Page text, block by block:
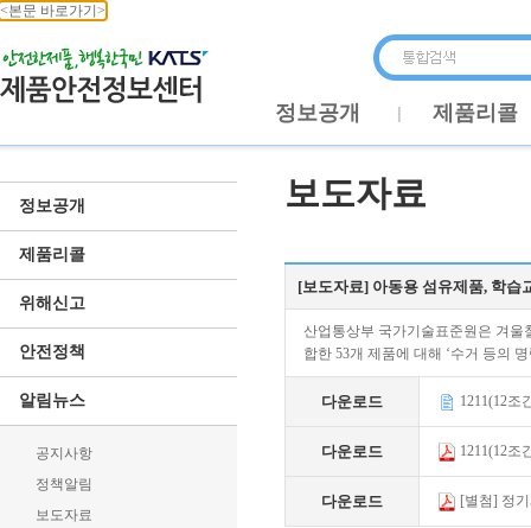
<본문 바로가기>
정보공개 제품리콜
정보공개
제품리콜
위해신고
안전정책
알림뉴스
공지사항
정책알림
보도자료
보도자료
[보도자료] 아동용 섬유제품, 학습
산업통상부 국가기술표준원은 겨울
합한 53개 제품에 대해 ‘수거 등의
다운로드 1211(12조
다운로드 1211(12조
다운로드 [별첨] 정